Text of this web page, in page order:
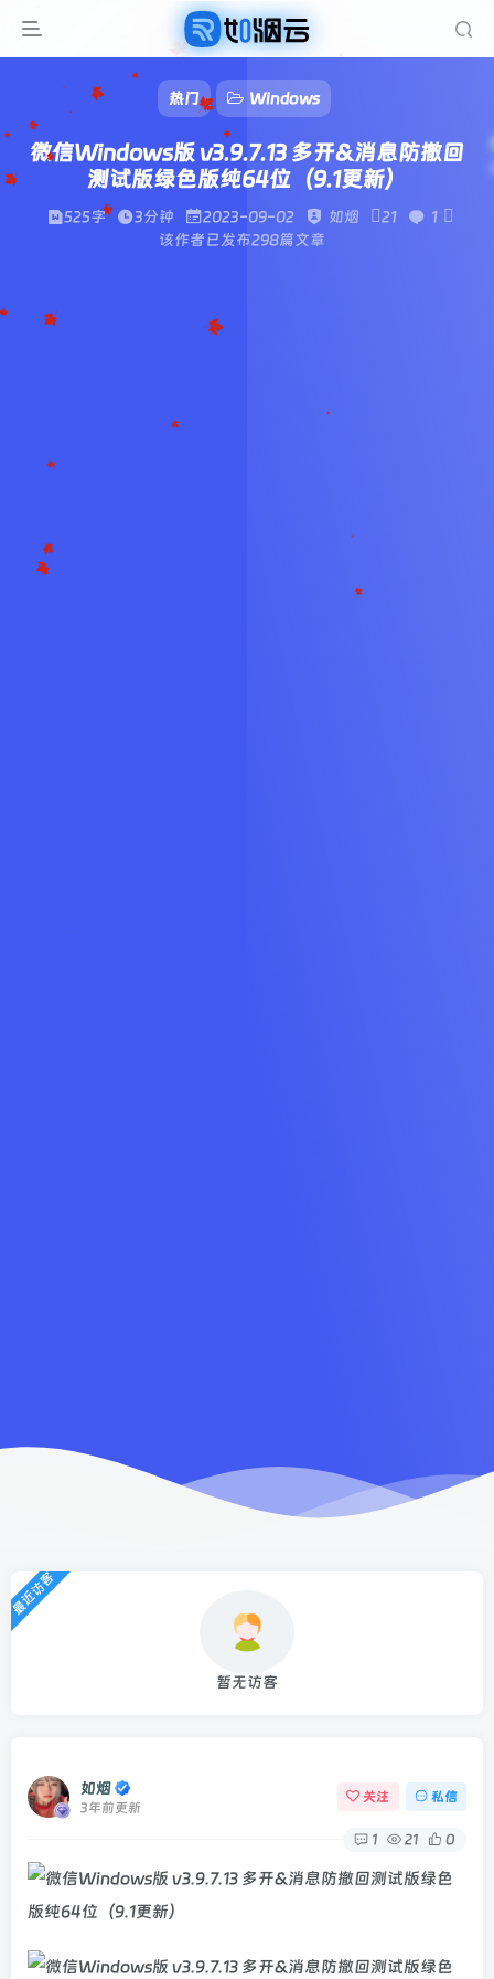
热门 Windows
微信Windows版 v3.9.7.13 多开&消息防撤回
测试版绿色版纯64位（9.1更新）
525字 3分钟 2023-09-02 如烟 21
1
该作者已发布298篇文章
最近访客
暂无访客
如烟
3年前更新
关注 私信
1 21 0